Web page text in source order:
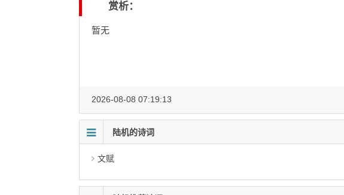
赏析：
暂无
2026-08-08 07:19:13
陆机的诗词
文赋